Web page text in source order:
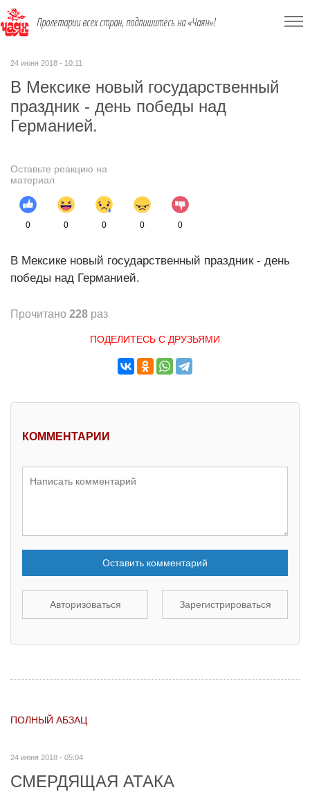
Пролетарии всех стран, подпишитесь на «Чаян»!
24 июня 2018 - 10:11
В Мексике новый государственный
праздник - день победы над
Германией.
Оставьте реакцию на
материал
0 0 0 0 0
В Мексике новый государственный праздник - день
победы над Германией.
Прочитано 228 раз
ПОДЕЛИТЕСЬ С ДРУЗЬЯМИ
КОММЕНТАРИИ
Оставить комментарий
Авторизоваться Зарегистрироваться
ПОЛНЫЙ АБЗАЦ
24 июня 2018 - 05:04
СМЕРДЯЩАЯ АТАКА